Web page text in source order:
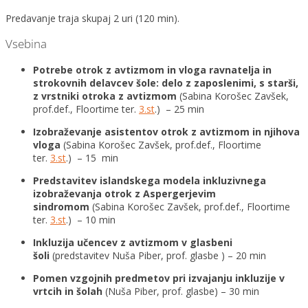
Predavanje traja skupaj 2 uri (120 min).
Vsebina
Potrebe otrok z avtizmom in vloga ravnatelja in
strokovnih delavcev šole: delo z zaposlenimi, s starši,
z vrstniki otroka z avtizmom (Sabina Korošec Zavšek,
prof.def., Floortime ter. 3.st.) – 25 min
Izobraževanje asistentov otrok z avtizmom in njihova
vloga (Sabina Korošec Zavšek, prof.def., Floortime
ter. 3.st.) – 15 min
Predstavitev islandskega modela inkluzivnega
izobraževanja otrok z Aspergerjevim
sindromom (Sabina Korošec Zavšek, prof.def., Floortime
ter. 3.st.) – 10 min
Inkluzija učencev z avtizmom v glasbeni
šoli (predstavitev Nuša Piber, prof. glasbe ) – 20 min
Pomen vzgojnih predmetov pri izvajanju inkluzije v
vrtcih in šolah (Nuša Piber, prof. glasbe) – 30 min